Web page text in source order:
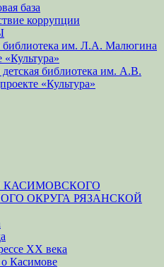
база
коррупции
библиотека им. Л.А. Малюгина
«Культура»
детская библиотека им. А.В.
«Культура»
КАСИМОВСКОГО
ОКРУГА РЯЗАНСКОЙ
XX века
Касимове